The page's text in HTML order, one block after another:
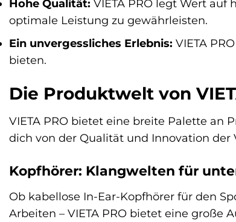
Hohe Qualität: VIETA PRO legt Wert
optimale Leistung zu gewährleisten.
Ein unvergessliches Erlebnis: VIETA
bieten.
Die Produktwelt von
VIETA PRO bietet eine breite Palette an
dich von der Qualität und Innovation der
Kopfhörer: Klangwelten für
Ob kabellose In-Ear-Kopfhörer für den
Arbeiten – VIETA PRO bietet eine große